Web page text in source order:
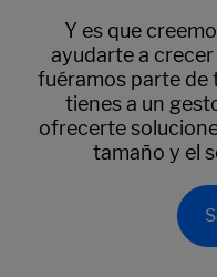
Y es que
ayudarte a
fuéramos parte de
tienes a un
ofrecerte
tamaño y el